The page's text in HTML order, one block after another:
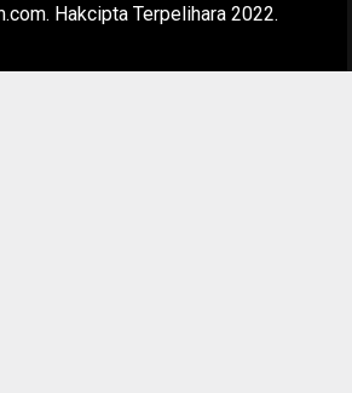
Hakcipta Terpelihara 2022.